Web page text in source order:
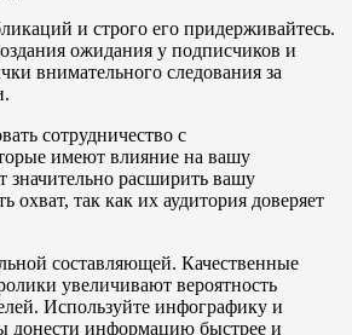
и строго его придерживайтесь.
ожидания у подписчиков и
внимательного следования за
сотрудничество с
имеют влияние на вашу
значительно расширить вашу
охват, так как их аудитория доверяет
составляющей. Качественные
увеличивают вероятность
Используйте инфографику и
донести информацию быстрее и